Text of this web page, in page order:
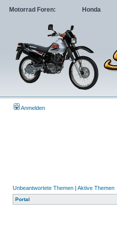
Motorrad Foren: Honda
Anmelden
Unbeantwortete Themen | Aktive Themen
Portal